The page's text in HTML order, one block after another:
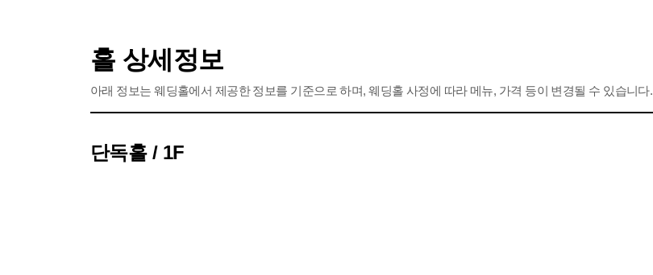
홀 상세정보
아래 정보는 웨딩홀에서 제공한 정보를 기준으로 하며, 웨딩홀 사정에 따라 메뉴, 가격 등이 변경될 수 있습니다.
단독홀 / 1F